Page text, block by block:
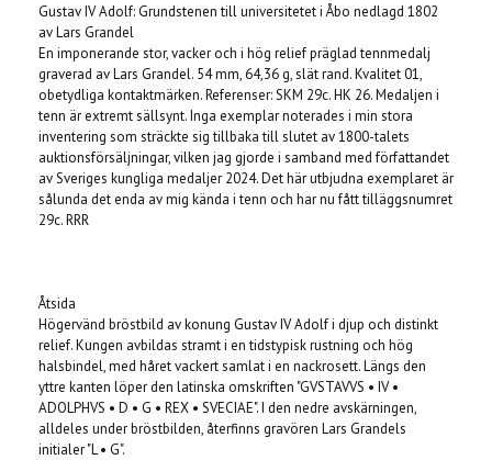
Gustav IV Adolf: Grundstenen till universitetet i Åbo nedlagd 1802
av Lars Grandel
En imponerande stor, vacker och i hög relief präglad tennmedalj
graverad av Lars Grandel. 54 mm, 64,36 g, slät rand. Kvalitet 01,
obetydliga kontaktmärken. Referenser: SKM 29c. HK 26. Medaljen i
tenn är extremt sällsynt. Inga exemplar noterades i min stora
inventering som sträckte sig tillbaka till slutet av 1800-talets
auktionsförsäljningar, vilken jag gjorde i samband med författandet
av Sveriges kungliga medaljer 2024. Det här utbjudna exemplaret är
sålunda det enda av mig kända i tenn och har nu fått tilläggsnumret
29c. RRR
Åtsida
Högervänd bröstbild av konung Gustav IV Adolf i djup och distinkt
relief. Kungen avbildas stramt i en tidstypisk rustning och hög
halsbindel, med håret vackert samlat i en nackrosett. Längs den
yttre kanten löper den latinska omskriften "GVSTAVVS • IV •
ADOLPHVS • D • G • REX • SVECIAE". I den nedre avskärningen,
alldeles under bröstbilden, återfinns gravören Lars Grandels
initialer "L • G".